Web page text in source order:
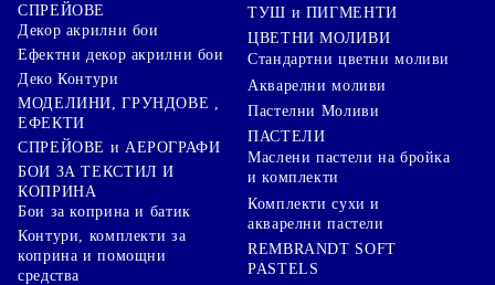
СПРЕЙОВЕ
Декор акрилни бои
Ефектни декор акрилни бои
Деко Контури
МОДЕЛИНИ, ГРУНДОВЕ ,
ЕФЕКТИ
СПРЕЙОВЕ и АЕРОГРАФИ
БОИ ЗА ТЕКСТИЛ И
КОПРИНА
Бои за коприна и батик
Контури, комплекти за
коприна и помощни
средства
ТУШ и ПИГМЕНТИ
ЦВЕТНИ МОЛИВИ
Стандартни цветни моливи
Акварелни моливи
Пастелни Моливи
ПАСТЕЛИ
Маслени пастели на бройка
и комплекти
Комплекти сухи и
акварелни пастели
REMBRANDT SOFT
PASTELS